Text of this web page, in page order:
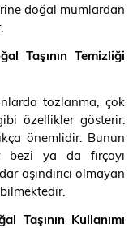
doğal mumlardan
Taşının Temizliği
tozlanma, çok
özellikler gösterir.
önemlidir. Bunun
bezi ya da fırçayı
aşındırıcı olmayan
Taşının Kullanımı